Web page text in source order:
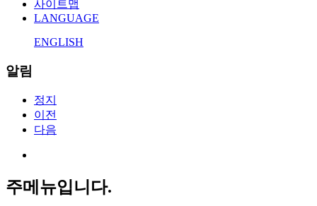
사이트맵
LANGUAGE
ENGLISH
알림
정지
이전
다음
주메뉴입니다.